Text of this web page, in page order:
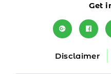
Get
Disclaimer